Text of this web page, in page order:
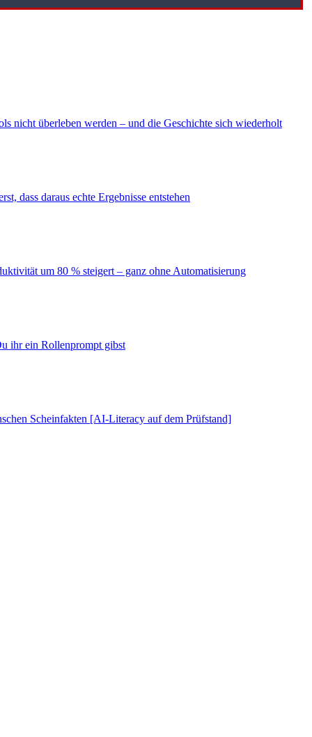
nicht überleben werden – und die Geschichte sich wiederholt
dass daraus echte Ergebnisse entstehen
um 80 % steigert – ganz ohne Automatisierung
ihr ein Rollenprompt gibst
Scheinfakten [AI-Literacy auf dem Prüfstand]